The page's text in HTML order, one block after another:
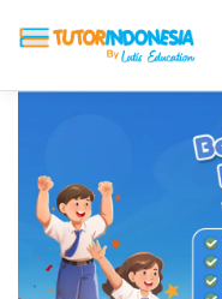
ABOUT US
BIAYA LES